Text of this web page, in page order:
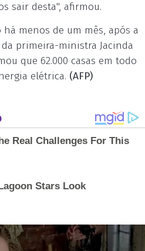
sair desta", afirmou.
menos de um mês, após a
primeira-ministra Jacinda
que 62.000 casas em todo
elétrica. (AFP)